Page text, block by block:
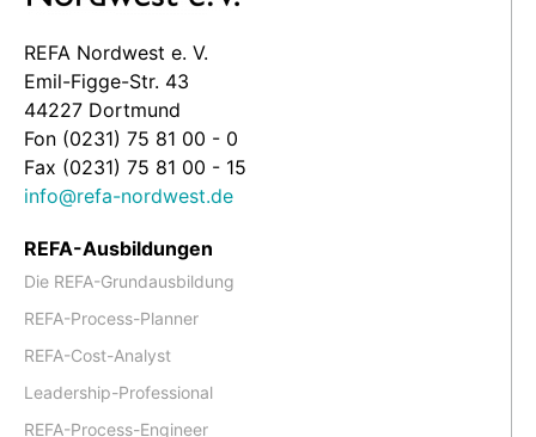
REFA Nordwest e. V.
Emil-Figge-Str. 43
44227 Dortmund
Fon (0231) 75 81 00 - 0
Fax (0231) 75 81 00 - 15
info@refa-nordwest.de
REFA-Ausbildungen
Die REFA-Grundausbildung
REFA-Process-Planner
REFA-Cost-Analyst
Leadership-Professional
REFA-Process-Engineer